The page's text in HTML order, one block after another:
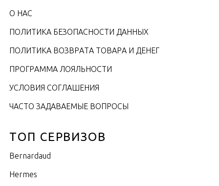
О НАС
ПОЛИТИКА БЕЗОПАСНОСТИ ДАННЫХ
ПОЛИТИКА ВОЗВРАТА ТОВАРА И ДЕНЕГ
ПРОГРАММА ЛОЯЛЬНОСТИ
УСЛОВИЯ СОГЛАШЕНИЯ
ЧАСТО ЗАДАВАЕМЫЕ ВОПРОСЫ
ТОП СЕРВИЗОВ
Bernardaud
Hermes